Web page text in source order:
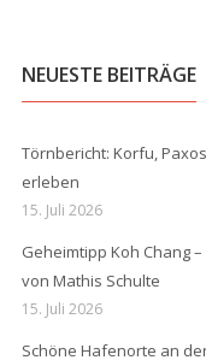
NEUESTE BEITRÄGE
Törnbericht: Korfu,
erleben
15. Juli 2026
Geheimtipp Koh Chang
von Mathis Schulte
15. Juli 2026
Schöne Hafenorte an